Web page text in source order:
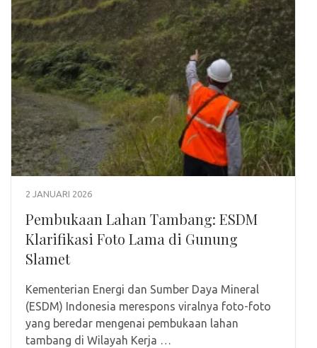
2 JANUARI 2026
Pembukaan Lahan Tambang: ESDM
Klarifikasi Foto Lama di Gunung
Slamet
Kementerian Energi dan Sumber Daya Mineral
(ESDM) Indonesia merespons viralnya foto-foto
yang beredar mengenai pembukaan lahan
tambang di Wilayah Kerja …